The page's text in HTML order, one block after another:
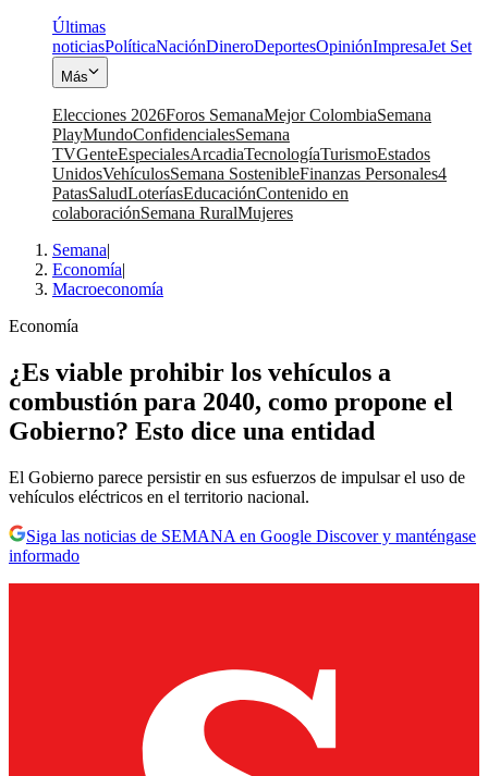
Últimas
noticiasPolíticaNaciónDineroDeportesOpiniónImpresaJet Set
Más
Elecciones 2026Foros SemanaMejor ColombiaSemana
PlayMundoConfidencialesSemana
TVGenteEspecialesArcadiaTecnologíaTurismoEstados
UnidosVehículosSemana SostenibleFinanzas Personales4
PatasSaludLoteríasEducaciónContenido en
colaboraciónSemana RuralMujeres
Semana|
Economía|
Macroeconomía
Economía
¿Es viable prohibir los vehículos a
combustión para 2040, como propone el
Gobierno? Esto dice una entidad
El Gobierno parece persistir en sus esfuerzos de impulsar el uso de
vehículos eléctricos en el territorio nacional.
Siga las noticias de SEMANA en Google Discover y manténgase
informado